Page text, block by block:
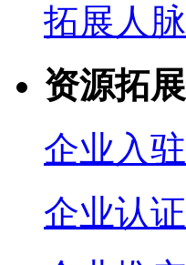
拓展人脉
资源拓展
企业入驻
企业认证